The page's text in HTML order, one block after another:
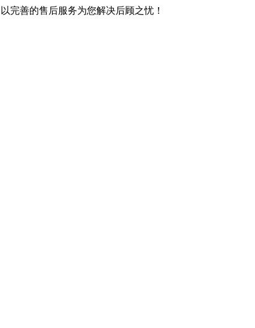
供产品，以完善的售后服务为您解决后顾之忧！